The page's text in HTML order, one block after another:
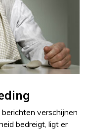
verschijnen
bedreigt, ligt er